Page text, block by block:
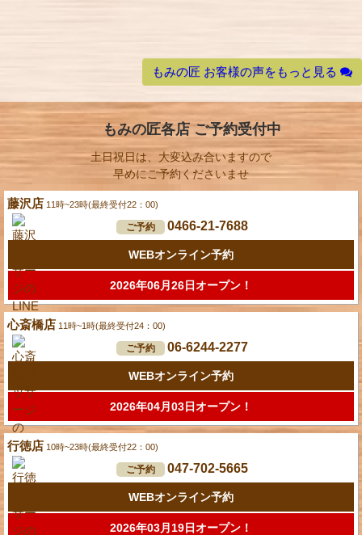
もみの匠 お客様の声をもっと見る
もみの匠各店 ご予約受付中
土日祝日は、大変込み合いますので
早めにご予約くださいませ
藤沢店 11時~23時(最終受付22：00)
ご予約 0466-21-7688
WEBオンライン予約
2026年06月26日オープン！
心斎橋店 11時~1時(最終受付24：00)
ご予約 06-6244-2277
WEBオンライン予約
2026年04月03日オープン！
行徳店 10時~23時(最終受付22：00)
ご予約 047-702-5665
WEBオンライン予約
2026年03月19日オープン！